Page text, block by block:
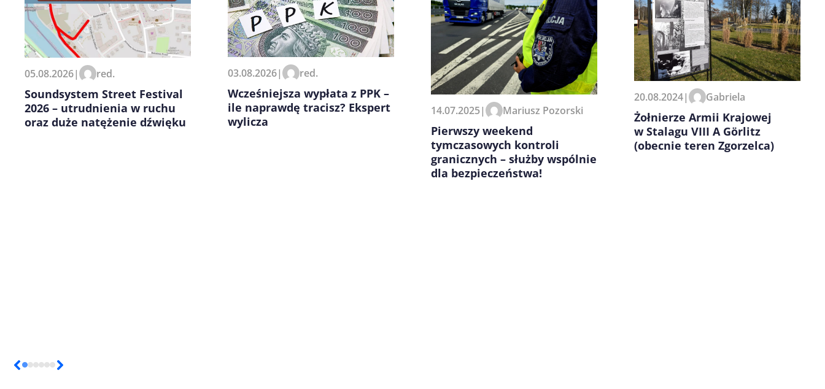
Zapamiętaj moje dane w tej przeglądarce podczas pisania
kolejnych komentarzy.
05.08.2026| red.
Soundsystem Street Festival
2026 – utrudnienia w ruchu
oraz duże natężenie dźwięku
03.08.2026| red.
Wcześniejsza wypłata z PPK –
ile naprawdę tracisz? Ekspert
wylicza
14.07.2025| Mariusz Pozorski
Pierwszy weekend
tymczasowych kontroli
granicznych – służby wspólnie
dla bezpieczeństwa!
20.08.2024| Gabriela
Żołnierze Armii Krajowej
w Stalagu VIII A Görlitz
(obecnie teren Zgorzelca)